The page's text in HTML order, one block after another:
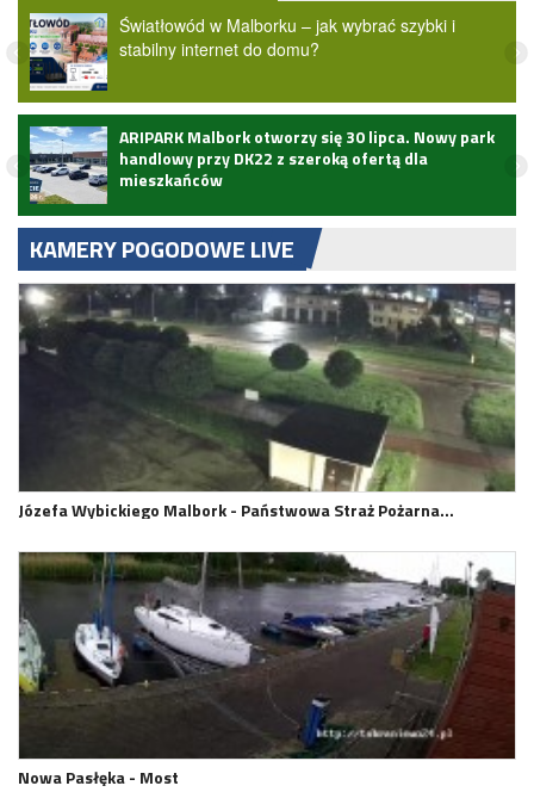
Światłowód w Malborku – jak wybrać szybki i
stabilny internet do domu?
ARIPARK Malbork otworzy się 30 lipca. Nowy park
handlowy przy DK22 z szeroką ofertą dla
mieszkańców
KAMERY POGODOWE LIVE
Józefa Wybickiego Malbork - Państwowa Straż Pożarna…
Nowa Pasłęka - Most